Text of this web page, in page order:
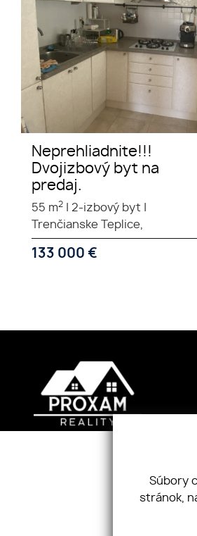
Neprehliadnite!!!
Dvojizbový byt na
predaj.
55 m2 2-izbový byt
Trenčianske Teplice,
133 000 €
Ponuka/
Kontakt
Súbory
stránok,